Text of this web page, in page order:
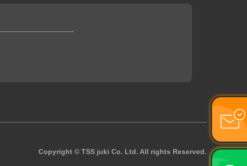
Copyright © TSS juki Co. Ltd. All rights Reserved.